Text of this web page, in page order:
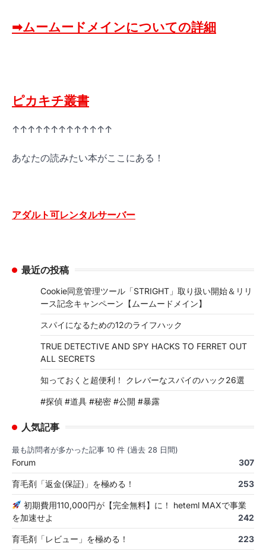
➡ムームードメインについての詳細
ピカキチ叢書
↑↑↑↑↑↑↑↑↑↑↑↑↑
あなたの読みたい本がここにある！
アダルト可レンタルサーバー
最近の投稿
Cookie同意管理ツール「STRIGHT」取り扱い開始＆リリ
ース記念キャンペーン【ムームードメイン】
スパイになるための12のライフハック
TRUE DETECTIVE AND SPY HACKS TO FERRET OUT
ALL SECRETS
知っておくと超便利！ クレバーなスパイのハック26選
#探偵 #道具 #秘密 #公開 #暴露
人気記事
最も訪問者が多かった記事 10 件 (過去 28 日間)
Forum 307
育毛剤「返金(保証)」を極める！ 253
初期費用110,000円が【完全無料】に！ heteml MAXで事業
を加速せよ
242
育毛剤「レビュー」を極める！ 223